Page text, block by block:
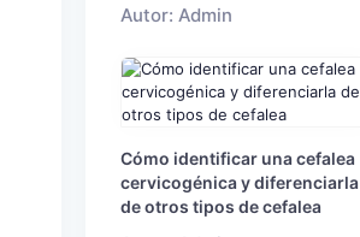
Autor: Admin
Cómo identificar una cefalea
cervicogénica y diferenciarla
de otros tipos de cefalea